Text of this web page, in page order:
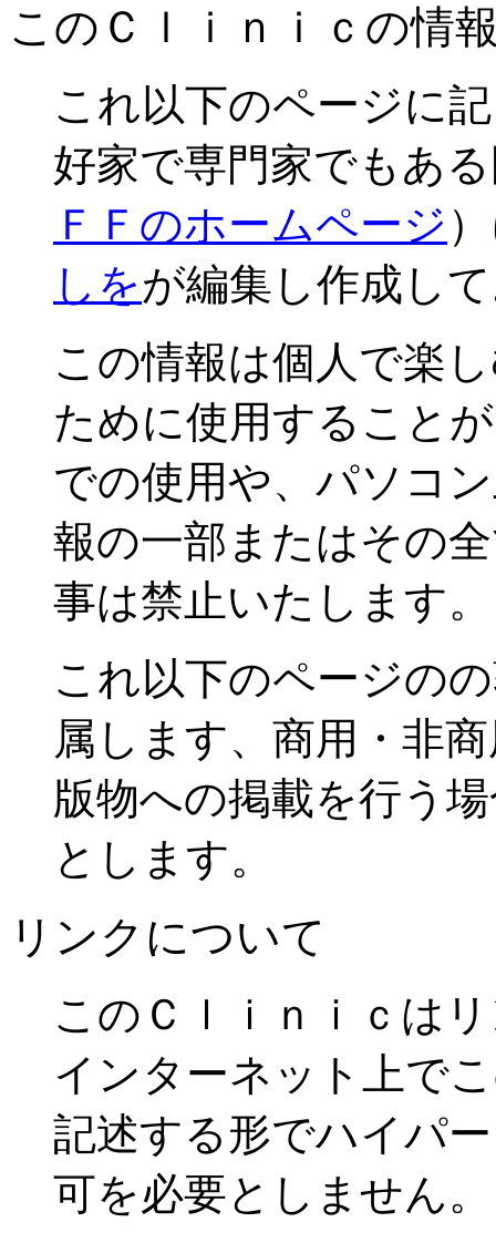
このＣｌｉｎｉｃの情
これ以下のページに
好家で専門家でもあ
ＦＦのホームページ
しをが編集し作成し
この情報は個人で楽
ために使用すること
での使用や、パソコ
報の一部またはその
事は禁止いたします。
これ以下のページの
属します、商用・非
版物への掲載を行う
とします。
リンクについて
このＣｌｉｎｉｃは
インターネット上で
記述する形でハイパ
可を必要としません。